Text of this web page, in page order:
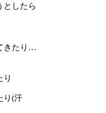
としたら
きたり…
り
り(汗